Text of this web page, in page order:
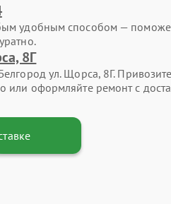
удобным способом —
8Г
ул. Щорса, 8Г.
или оформляйте ремонт с